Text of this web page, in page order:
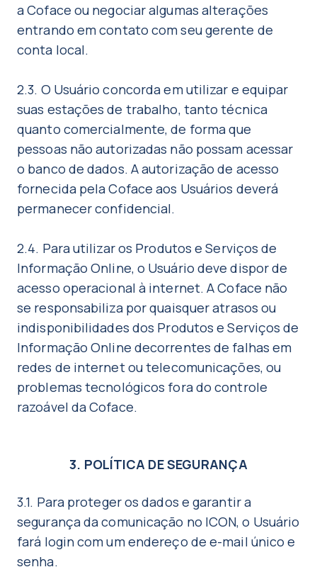
a Coface ou negociar algumas alterações
entrando em contato com seu gerente de
conta local.
2.3. O Usuário concorda em utilizar e equipar
suas estações de trabalho, tanto técnica
quanto comercialmente, de forma que
pessoas não autorizadas não possam acessar
o banco de dados. A autorização de acesso
fornecida pela Coface aos Usuários deverá
permanecer confidencial.
2.4. Para utilizar os Produtos e Serviços de
Informação Online, o Usuário deve dispor de
acesso operacional à internet. A Coface não
se responsabiliza por quaisquer atrasos ou
indisponibilidades dos Produtos e Serviços de
Informação Online decorrentes de falhas em
redes de internet ou telecomunicações, ou
problemas tecnológicos fora do controle
razoável da Coface.
3. POLÍTICA DE SEGURANÇA
3.1. Para proteger os dados e garantir a
segurança da comunicação no ICON, o Usuário
fará login com um endereço de e-mail único e
senha.